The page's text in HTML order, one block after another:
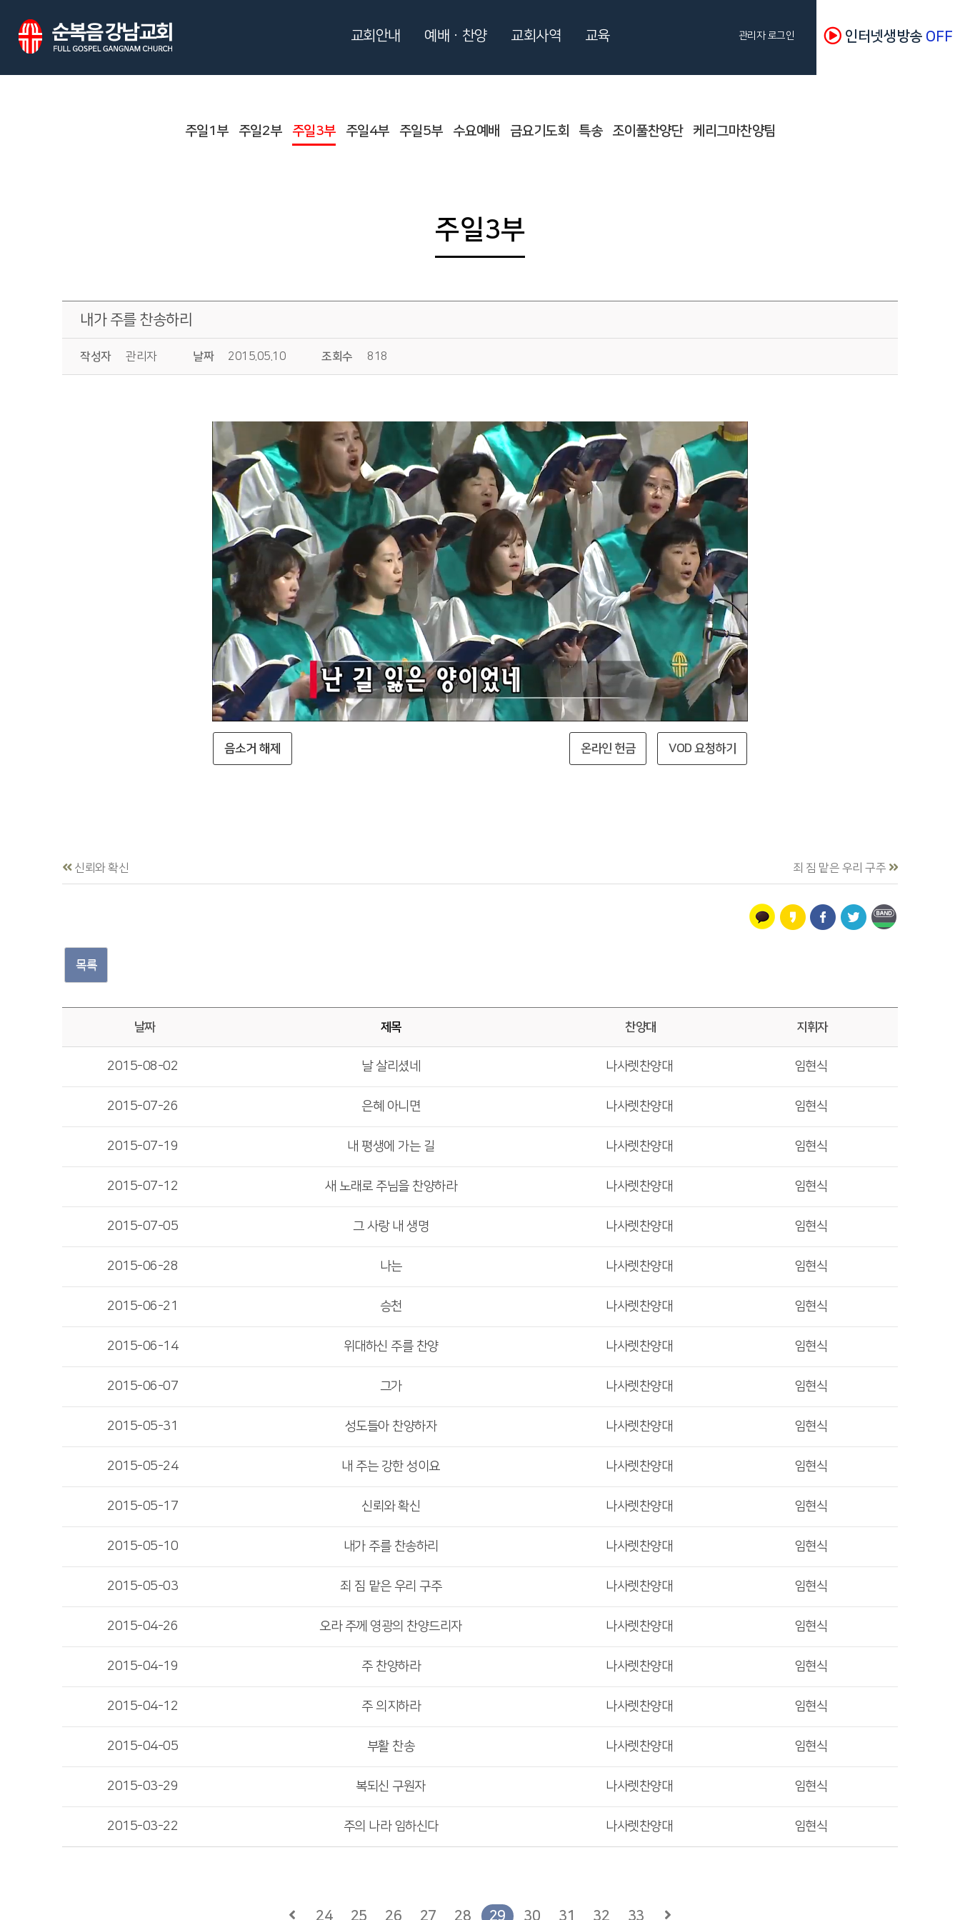
주일1부 주일2부 주일3부 주일4부 주일5부 수요예배 금요기도회 특송 조이풀찬양단 케리그마찬양팀
주일3부
내가 주를 찬송하리
작성자 관리자 날짜 2015.05.10 조회수 818
음소거 해제 VOD 요청하기
온라인 헌금
신뢰와 확신 죄 짐 맡은 우리 구주
목록
날짜 제목 찬양대 지휘자
2015-08-02 날 살리셨네 나사렛찬양대 임현식
2015-07-26 은혜 아니면 나사렛찬양대 임현식
2015-07-19 내 평생에 가는 길 나사렛찬양대 임현식
2015-07-12 새 노래로 주님을 찬양하라 나사렛찬양대 임현식
2015-07-05 그 사랑 내 생명 나사렛찬양대 임현식
2015-06-28 나는 나사렛찬양대 임현식
2015-06-21 승천 나사렛찬양대 임현식
2015-06-14 위대하신 주를 찬양 나사렛찬양대 임현식
2015-06-07 그가 나사렛찬양대 임현식
2015-05-31 성도들아 찬양하자 나사렛찬양대 임현식
2015-05-24 내 주는 강한 성이요 나사렛찬양대 임현식
2015-05-17 신뢰와 확신 나사렛찬양대 임현식
2015-05-10 내가 주를 찬송하리 나사렛찬양대 임현식
2015-05-03 죄 짐 맡은 우리 구주 나사렛찬양대 임현식
2015-04-26 오라 주께 영광의 찬양드리자 나사렛찬양대 임현식
2015-04-19 주 찬양하라 나사렛찬양대 임현식
2015-04-12 주 의지하라 나사렛찬양대 임현식
2015-04-05 부활 찬송 나사렛찬양대 임현식
2015-03-29 복되신 구원자 나사렛찬양대 임현식
2015-03-22 주의 나라 임하신다 나사렛찬양대 임현식
24 25 26 27 28 29 30 31 32 33
교회안내 예배ㆍ찬양 교회사역 교육 관리자 로그인 인터넷생방송 OFF